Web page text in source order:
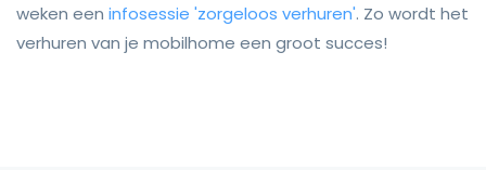
weken een infosessie 'zorgeloos verhuren'. Zo wordt het
verhuren van je mobilhome een groot succes!